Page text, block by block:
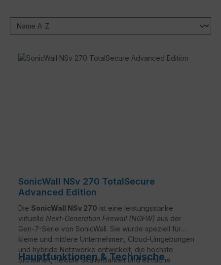
SonicWall NSv 270 TotalSecure
Advanced Edition
Die SonicWall NSv 270 ist eine leistungsstarke
virtuelle Next-Generation Firewall (NGFW) aus der
Gen-7-Serie von SonicWall. Sie wurde speziell für
kleine und mittlere Unternehmen, Cloud-Umgebungen
und hybride Netzwerke entwickelt, die höchste
Sicherheit, flexible Skalierbarkeit und einfache
Hauptfunktionen & Technische